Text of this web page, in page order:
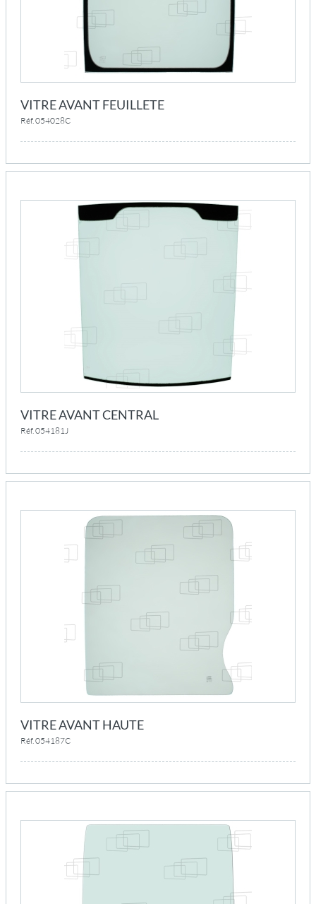
VITRE AVANT FEUILLETE
Réf. 054028C
VITRE AVANT CENTRAL
Réf. 054181J
VITRE AVANT HAUTE
Réf. 054187C